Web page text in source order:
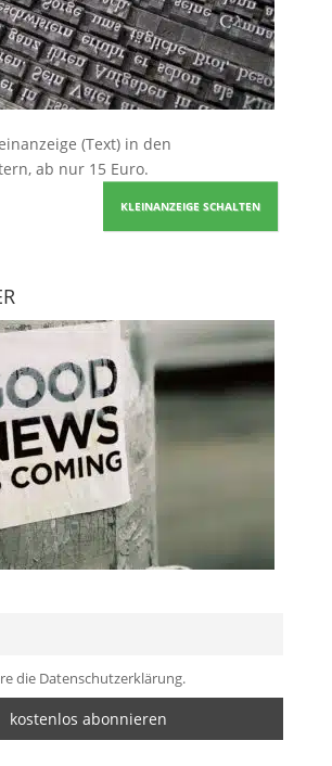
(Text) in den
ab nur 15 Euro.
KLEINANZEIGE SCHALTEN
die Datenschutzerklärung.